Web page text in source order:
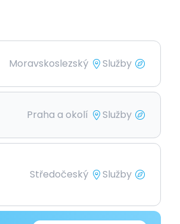
Moravskoslezský Služby
Praha a okolí Služby
Středočeský Služby